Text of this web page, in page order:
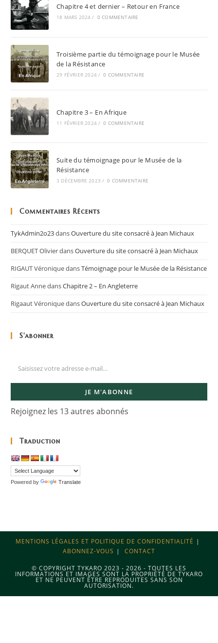
Chapitre 4 et dernier – Retour en France
18 MARS 2024 / 0 COMMENTAIRE
Troisième partie du témoignage pour le Musée
de la Résistance
29 FÉVRIER 2024 / 0 COMMENTAIRE
Chapitre 3 – En Afrique
11 FÉVRIER 2024 / 0 COMMENTAIRE
Suite du témoignage pour le Musée de la
Résistance
3 DÉCEMBRE 2023 / 0 COMMENTAIRE
Commentaires Récents
TykAdmin2o23dansOuverture du site consacré à Jean Michaux
BERQUET OlivierdansOuverture du site consacré à Jean Michaux
RIGAUT VéroniquedansTémoignage pour le Musée de la Résistance
Rigaut AnnedansChapitre 2 – En Angleterre
Rigaaut VéroniquedansOuverture du site consacré à Jean Michaux
S'abonner
JE M'ABONNE
Rejoignez les 13 autres abonnés
Traduction
Powered by Translate
MENTIONS LÉGALES ET POLITIQUE DE CONFIDENTIALITÉ
ABONNEZ-VOUS
CONTACT
© COPYRIGHT TYKARO 2023 - 2026 - TOUTES LES
INFORMATIONS ET IMAGES SONT LA PROPRIÉTÉ DE TYKARO
ET NE PEUVENT ÊTRE REPRODUITES SANS SON
AUTORISATION.